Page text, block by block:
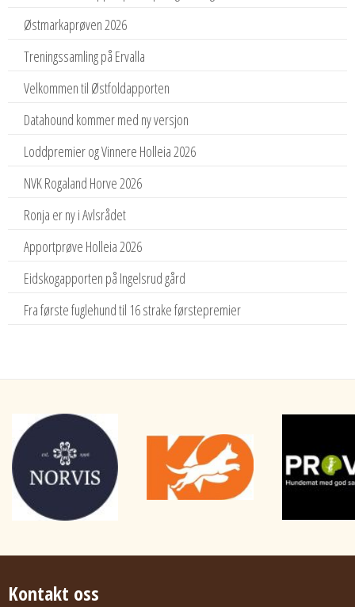
Østmarkaprøven 2026
Treningssamling på Ervalla
Velkommen til Østfoldapporten
Datahound kommer med ny versjon
Loddpremier og Vinnere Holleia 2026
NVK Rogaland Horve 2026
Ronja er ny i Avlsrådet
Apportprøve Holleia 2026
Eidskogapporten på Ingelsrud gård
Fra første fuglehund til 16 strake førstepremier
Kontakt oss